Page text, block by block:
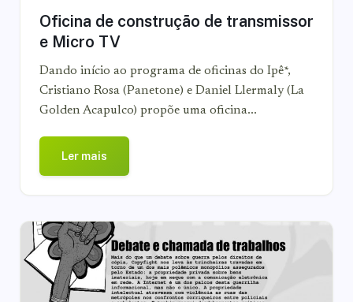
Oficina de construção de transmissor
e Micro TV
Dando início ao programa de oficinas do Ipê*,
Cristiano Rosa (Panetone) e Daniel Llermaly (La
Golden Acapulco) propõe uma oficina...
Ler mais